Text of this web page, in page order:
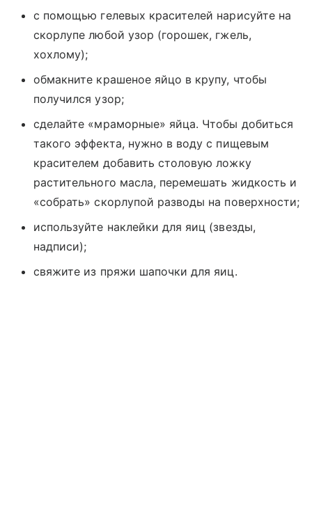
с помощью гелевых красителей нарисуйте на
скорлупе любой узор (горошек, гжель,
хохлому);
обмакните крашеное яйцо в крупу, чтобы
получился узор;
сделайте «мраморные» яйца. Чтобы добиться
такого эффекта, нужно в воду с пищевым
красителем добавить столовую ложку
растительного масла, перемешать жидкость и
«собрать» скорлупой разводы на поверхности;
используйте наклейки для яиц (звезды,
надписи);
свяжите из пряжи шапочки для яиц.